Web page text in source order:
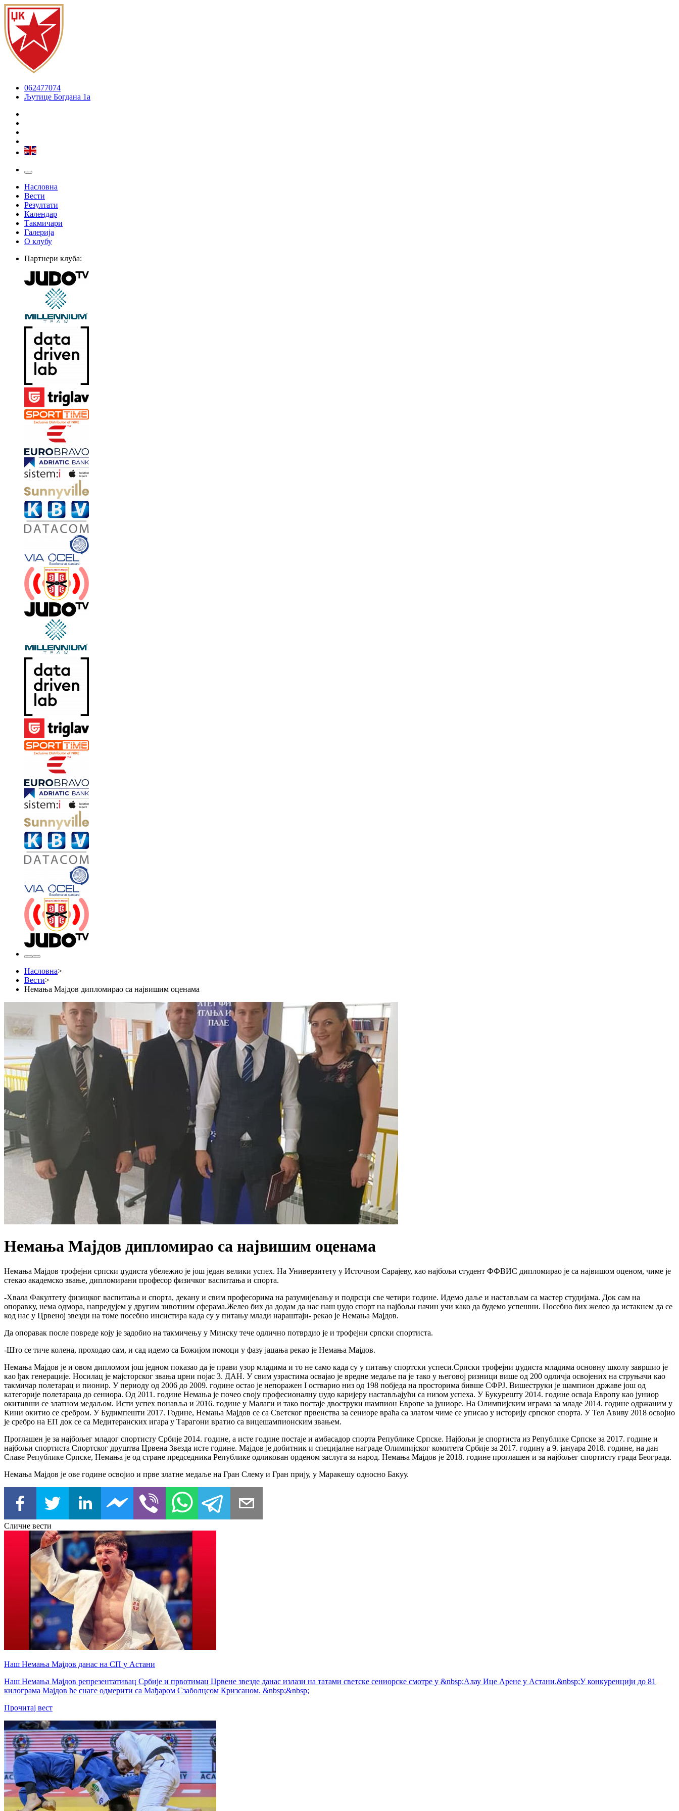
062477074
Љутице Богдана 1а
Насловна
Вести
Резултати
Календар
Такмичари
Галерија
О клубу
Партнери клуба:
Насловна>
Вести>
Немања Мајдов дипломирао са највишим оценама
Немања Мајдов дипломирао са највишим оценама
Немања Мајдов трофејни српски џудиста убележио је још један велики успех. На Универзитету у Источном Сарајеву, као најбољи студент ФФВИС дипломирао је са највишом оценом, чиме је
стекао академско звање, дипломирани професор физичког васпитања и спорта.
-Хвала Факултету физицког васпитања и спорта, декану и свим професорима на разумијевању и подрсци све четири године. Идемо даље и настављам са мастер студијама. Док сам на
опоравку, нема одмора, напредујем у другим зивотним сферама.Желео бих да додам да нас наш џудо спорт на најбољи начин учи како да будемо успешни. Посебно бих желео да истакнем да се
код нас у Црвеној звезди на томе посебно инсистира када су у питању млади нараштаји- рекао је Немања Мајдов.
Да опоравак после повреде коју је задобио на такмичењу у Минску тече одлично потврдио је и трофејни српски спортиста.
-Што се тиче колена, проходао сам, и сад идемо са Божијом помоци у фазу јацања рекао је Немања Мајдов.
Немања Мајдов је и овом дипломом још једном показао да је прави узор младима и то не само када су у питању спортски успеси.Српски трофејни џудиста младима основну школу завршио је
као ђак генерације. Носилац је мајсторског звања црни појас 3. ДАН. У свим узрастима освајао је вредне медаље па је тако у његовој ризници више од 200 одличја освојених на струњачи као
такмичар полетарац и пионир. У периоду од 2006 до 2009. године остао је непоражен I остварио низ од 198 побједа на просторима бивше СФРЈ. Вишеструки је шампион државе још од
категорије полетараца до сениора. Од 2011. године Немања је почео своју професионалну џудо каријеру настављајући са низом успеха. У Букурешту 2014. године осваја Европу као јуниор
окитивши се златном медаљом. Исти успех понавља и 2016. године у Малаги и тако постаје двоструки шампион Европе за јуниоре. На Олимпијским играма за младе 2014. године одржаним у
Кини окитио се сребром. У Будимпешти 2017. Године, Немања Мајдов се са Светског првенства за сениоре враћа са златом чиме се уписао у историју српског спорта. У Тел Авиву 2018 освојио
је сребро на ЕП док се са Медитеранских игара у Тарагони вратио са вицешампионским звањем.
Проглашен је за најбољег младог спортисту Србије 2014. године, а исте године постаје и амбасадор спорта Републике Српске. Најбољи је спортиста из Републике Српске за 2017. године и
најбољи спортиста Спортског друштва Црвена Звезда исте године. Мајдов је добитник и специјалне награде Олимпијског комитета Србије за 2017. годину а 9. јануара 2018. године, на дан
Славе Републике Српске, Немања је од стране председника Републике одликован орденом заслуга за народ. Немања Мајдов је 2018. године проглашен и за најбољег спортисту града Београда.
Немања Мајдов је ове године освојио и прве златне медаље на Гран Слему и Гран прију, у Маракешу односно Бакуу.
Сличне вести
Наш Немања Мајдов данас на СП у Астани
Наш Немања Мајдов репрезентативац Србије и првотимац Црвене звезде данас излази на татами светске сениорске смотре у &nbsp;Алау Ице Арене у Астани.&nbsp;У конкуренцији до 81
килограма Мајдов ће снаге одмерити са Мађаром Сзаболцсом Кризсаном. &nbsp;&nbsp;
Прочитај вест